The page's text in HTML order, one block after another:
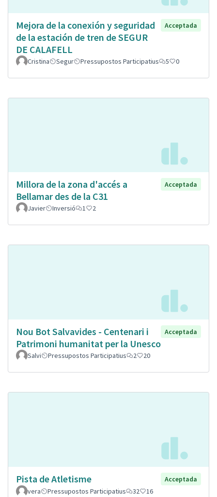
Mejora de la conexión y seguridad
de la estación de tren de SEGUR
DE CALAFELL
Acceptada
Cristina Segur Pressupostos Participatius 5 0
Millora de la zona d'accés a
Bellamar des de la C31
Acceptada
Javier Inversió 1 2
Nou Bot Salvavides - Centenari i
Patrimoni humanitat per la Unesco
Acceptada
Salvi Pressupostos Participatius 2 20
Pista de Atletisme
Acceptada
vera
Pressupostos Participatius 32 16